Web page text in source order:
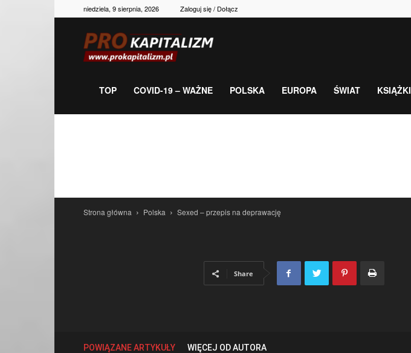
niedziela, 9 sierpnia, 2026 Zaloguj się / Dołącz
gospodarka,
TOP COVID-19 – WAŻNE POLSKA EUROPA ŚWIAT KSIĄŻKI
Strona główna Polska Sexed – przepis na deprawację
Share
POWIĄZANE ARTYKUŁY WIĘCEJ OD AUTORA